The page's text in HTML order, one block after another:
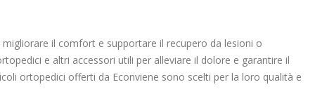
il comfort e supportare il recupero da lesioni o
e altri accessori utili per alleviare il dolore e garantire il
ortopedici offerti da Econviene sono scelti per la loro qualità e